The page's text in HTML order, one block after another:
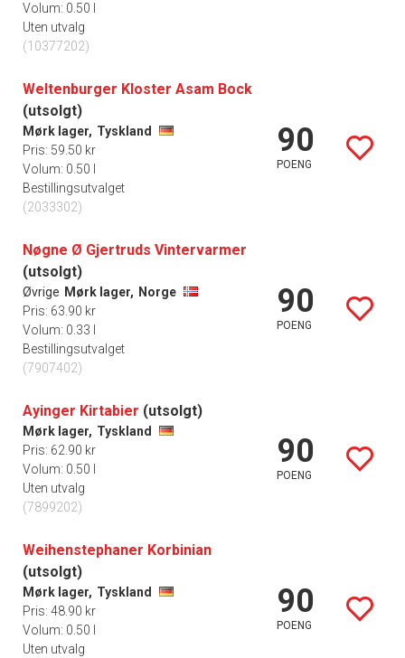
Volum: 0.50 l
Uten utvalg
(10377202)
Weltenburger Kloster Asam Bock
(utsolgt)
Mørk lager, Tyskland
Pris: 59.50 kr
Volum: 0.50 l
Bestillingsutvalget
(2033302)
90
POENG
Nøgne Ø Gjertruds Vintervarmer
(utsolgt)
Øvrige Mørk lager, Norge
Pris: 63.90 kr
Volum: 0.33 l
Bestillingsutvalget
(7907402)
90
POENG
Ayinger Kirtabier (utsolgt)
Mørk lager, Tyskland
Pris: 62.90 kr
Volum: 0.50 l
Uten utvalg
(7899202)
90
POENG
Weihenstephaner Korbinian
(utsolgt)
Mørk lager, Tyskland
Pris: 48.90 kr
Volum: 0.50 l
Uten utvalg
90
POENG